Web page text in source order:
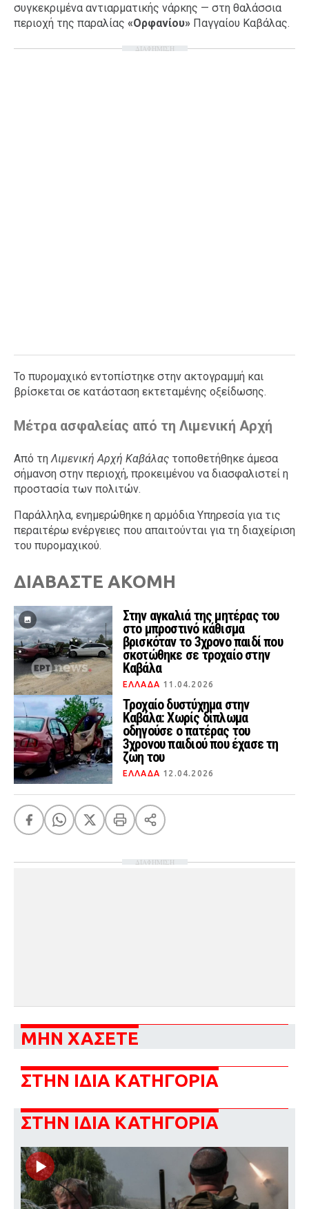
Σπίτι
Family
συγκεκριμένα αντιαρματικής νάρκης — στη θαλάσσια
περιοχή της παραλίας «Ορφανίου» Παγγαίου Καβάλας.
ΔΙΑΦΗΜΙΣΗ
Το πυρομαχικό εντοπίστηκε στην ακτογραμμή και
βρίσκεται σε κατάσταση εκτεταμένης οξείδωσης.
Μέτρα ασφαλείας από τη Λιμενική Αρχή
Από τηΛιμενική Αρχή Καβάλας τοποθετήθηκε άμεσα
σήμανση στην περιοχή, προκειμένου να διασφαλιστεί η
προστασία των πολιτών.
Παράλληλα, ενημερώθηκε η αρμόδια Υπηρεσία για τις
περαιτέρω ενέργειες που απαιτούνται για τη διαχείριση
του πυρομαχικού.
ΔΙΑΒΑΣΤΕ ΑΚΟΜΗ
Στην αγκαλιά της μητέρας του
στο μπροστινό κάθισμα
βρισκόταν το 3χρονο παιδί που
σκοτώθηκε σε τροχαίο στην
Καβάλα
ΕΛΛΑΔΑ 11.04.2026
Τροχαίο δυστύχημα στην
Καβάλα: Χωρίς δίπλωμα
οδηγούσε ο πατέρας του
3χρονου παιδιού που έχασε τη
ζωη του
ΕΛΛΑΔΑ 12.04.2026
ΔΙΑΦΗΜΙΣΗ
ΜΗΝ ΧΑΣΕΤΕ
ΣΤΗΝ ΙΔΙΑ ΚΑΤΗΓΟΡΙΑ
ΣΤΗΝ ΙΔΙΑ ΚΑΤΗΓΟΡΙΑ